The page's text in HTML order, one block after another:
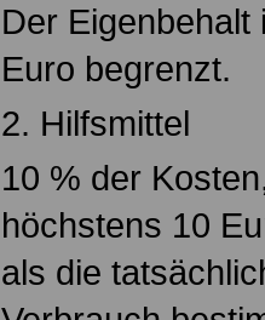
Der
Euro begrenzt.
2. Hilfsmittel
10 % der
höchstens 10
als die